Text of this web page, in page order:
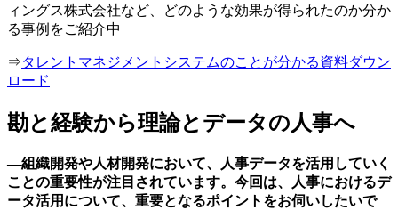
ィングス株式会社など、どのような効果が得られたのか分か
る事例をご紹介中
⇒タレントマネジメントシステムのことが分かる資料ダウン
ロード
勘と経験から理論とデータの人事へ
―組織開発や人材開発において、人事データを活用していく
ことの重要性が注目されています。今回は、人事におけるデ
ータ活用について、重要となるポイントをお伺いしたいで